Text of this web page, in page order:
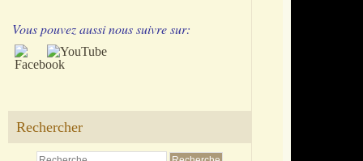
Vous pouvez aussi nous suivre sur:
Rechercher